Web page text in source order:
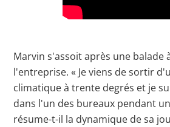
Marvin s'assoit après une balade
l'entreprise. « Je viens de sortir
climatique à trente degrés et je
dans l'un des bureaux pendant
résume-t-il la dynamique de sa